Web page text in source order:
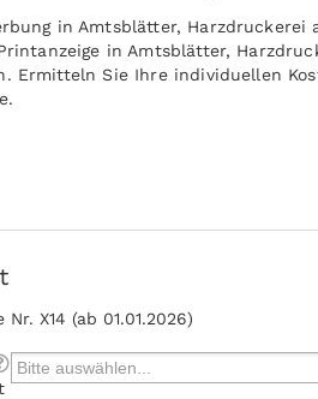
in Amtsblätter,
in Amtsblätter,
Ermitteln Sie Ihre individuellen
Nr. X14 (ab 01.01.2026)